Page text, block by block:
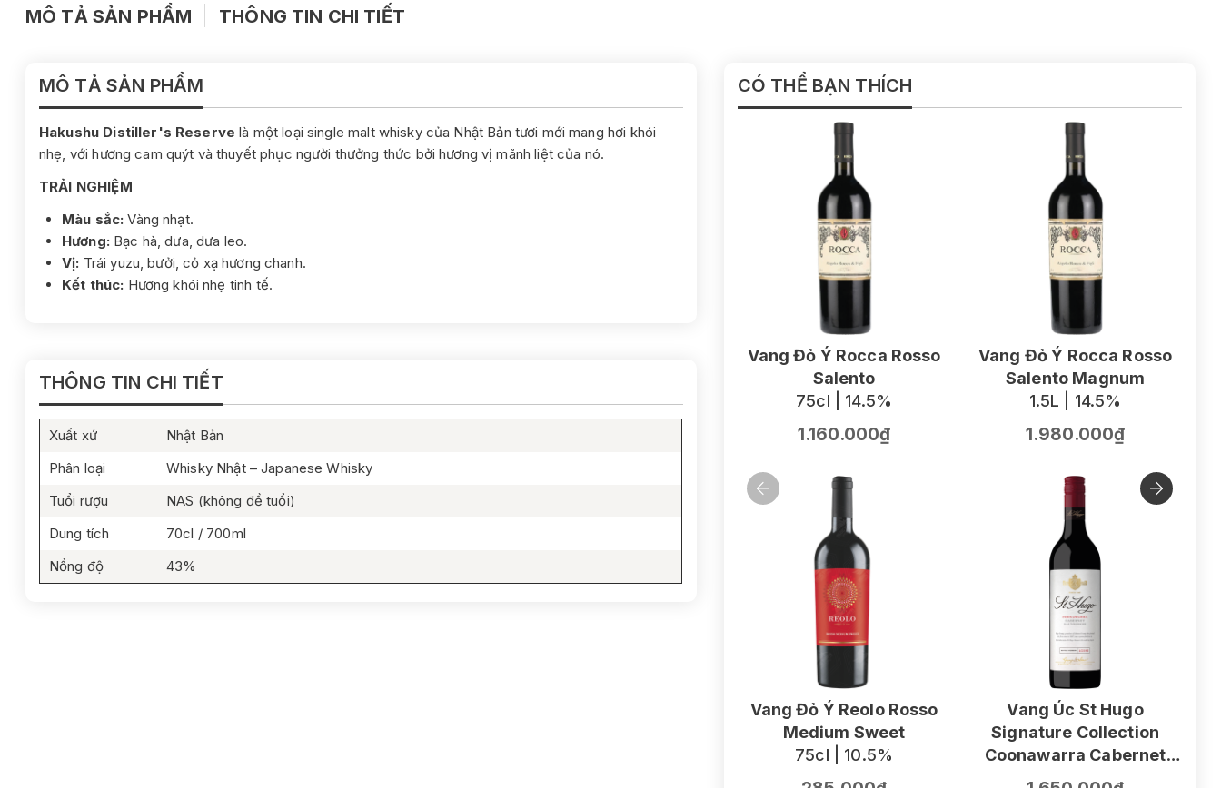
MÔ TẢ SẢN PHẨM THÔNG TIN CHI TIẾT
MÔ TẢ SẢN PHẨM
Hakushu Distiller's Reserve là một loại single malt whisky của Nhật Bản tươi mới mang hơi khói
nhẹ, với hương cam quýt và thuyết phục người thưởng thức bởi hương vị mãnh liệt của nó.
TRẢI NGHIỆM
Màu sắc: Vàng nhạt.
Hương: Bạc hà, dưa, dưa leo.
Vị: Trái yuzu, bưởi, cỏ xạ hương chanh.
Kết thúc: Hương khói nhẹ tinh tế.
THÔNG TIN CHI TIẾT
Xuất xứ
Nhật Bản
Phân loại
Whisky Nhật – Japanese Whisky
Tuổi rượu
NAS (không đề tuổi)
Dung tích
70cl / 700ml
Nồng độ
43%
CÓ THỂ BẠN THÍCH
Vang Đỏ Ý Rocca Rosso
Salento
75cl | 14.5%
1.160.000₫
Vang Đỏ Ý Rocca Rosso
Salento Magnum
1.5L | 14.5%
1.980.000₫
Vang Đỏ Ý Reolo Rosso
Medium Sweet
75cl | 10.5%
Vang Úc St Hugo
Signature Collection
Coonawarra Cabernet
Sauvignon